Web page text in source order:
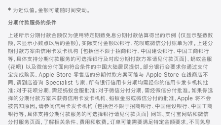
页
页
脚
注
‡ 为近似值。金额可能随时间变动。
分期付款服务的条件
上述所示分期付款金额仅为使用特定期数免息分期付款估算得出的示例 (仅显示整数数
额，未显示小数点以后的金额)，实际支付金额以银行、花呗或微信分付账单为准。上述分
期付款方案由信用卡发卡机构 (包括但不限于招商银行、中国建设银行、中国工商银行
等，具体支持分期付款服务的可选择银行及对应分期付款方案请见付款页面)、蚂蚁金服
(花呗) 以及微信分付面向符合条件的中国大陆居民提供。部分银行会要求你通过支付
宝完成购买。Apple Store 零售店的分期付款方案可能与 Apple Store 在线商店不
同，请到店咨询 Specialist 专家。所有银行信用卡分期均需经你的信用卡发卡机构批
准；对于花呗分期，需经蚂蚁金服批准；对于微信分付分期，需经微信分付批准。如果你选
择的分期付款方案未获得信用卡发卡机构、蚂蚁金服或微信分付的批准，Apple 将不会
被告知原因。请参阅信用卡发卡机构 (包括但不限于招商银行、中国建设银行、中国工商
银行等，具体支持分期付款服务的可选择银行请见付款页面) 网站、支付宝网站和微信
分付服务页面，了解相关条件、费用和收费。订单可能需要满足特定金额要求，不同免息